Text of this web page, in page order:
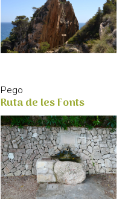
Pego
Ruta de les Fonts